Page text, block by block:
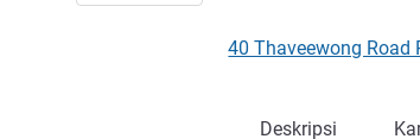
40 Thaveewong Road
Deskripsi